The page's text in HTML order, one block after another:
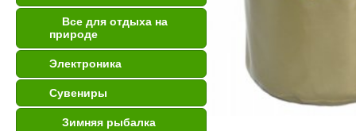
Все для отдыха на
природе
Электроника
Сувениры
Зимняя рыбалка